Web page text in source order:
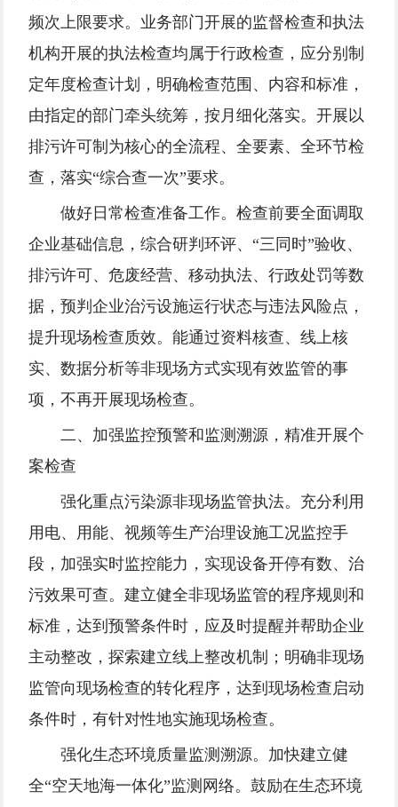
频次上限要求。业务部门开展的监督检查和执法
机构开展的执法检查均属于行政检查，应分别制
定年度检查计划，明确检查范围、内容和标准，
由指定的部门牵头统筹，按月细化落实。开展以
排污许可制为核心的全流程、全要素、全环节检
查，落实“综合查一次”要求。
做好日常检查准备工作。检查前要全面调取
企业基础信息，综合研判环评、“三同时”验收、
排污许可、危废经营、移动执法、行政处罚等数
据，预判企业治污设施运行状态与违法风险点，
提升现场检查质效。能通过资料核查、线上核
实、数据分析等非现场方式实现有效监管的事
项，不再开展现场检查。
二、加强监控预警和监测溯源，精准开展个
案检查
强化重点污染源非现场监管执法。充分利用
用电、用能、视频等生产治理设施工况监控手
段，加强实时监控能力，实现设备开停有数、治
污效果可查。建立健全非现场监管的程序规则和
标准，达到预警条件时，应及时提醒并帮助企业
主动整改，探索建立线上整改机制；明确非现场
监管向现场检查的转化程序，达到现场检查启动
条件时，有针对性地实施现场检查。
强化生态环境质量监测溯源。加快建立健
全“空天地海一体化”监测网络。鼓励在生态环境